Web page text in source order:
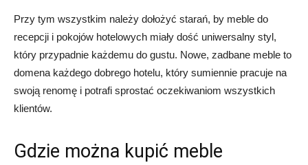
Przy tym wszystkim należy dołożyć starań, by meble do
recepcji i pokojów hotelowych miały dość uniwersalny styl,
który przypadnie każdemu do gustu. Nowe, zadbane meble to
domena każdego dobrego hotelu, który sumiennie pracuje na
swoją renomę i potrafi sprostać oczekiwaniom wszystkich
klientów.
Gdzie można kupić meble